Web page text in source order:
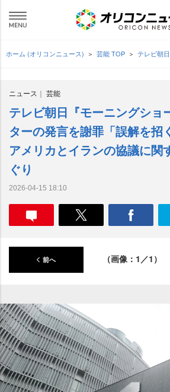
ホーム (オリコンニュース) 芸能 TOP テレビ朝
ニュース 芸能
テレビ朝日『モーニングショ
ターの発言を謝罪「誤解を招
アメリカとイランの協議に関
ぐり
2026-04-15 18:10
前へ （画像：1／1）